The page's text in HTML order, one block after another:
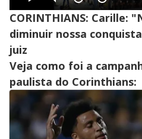
CORINTHIANS: Carille:
diminuir nossa
juiz
Veja como foi a
paulista do Corinthians: